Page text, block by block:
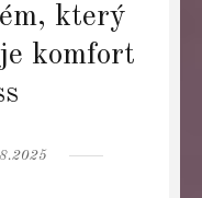
který
komfort